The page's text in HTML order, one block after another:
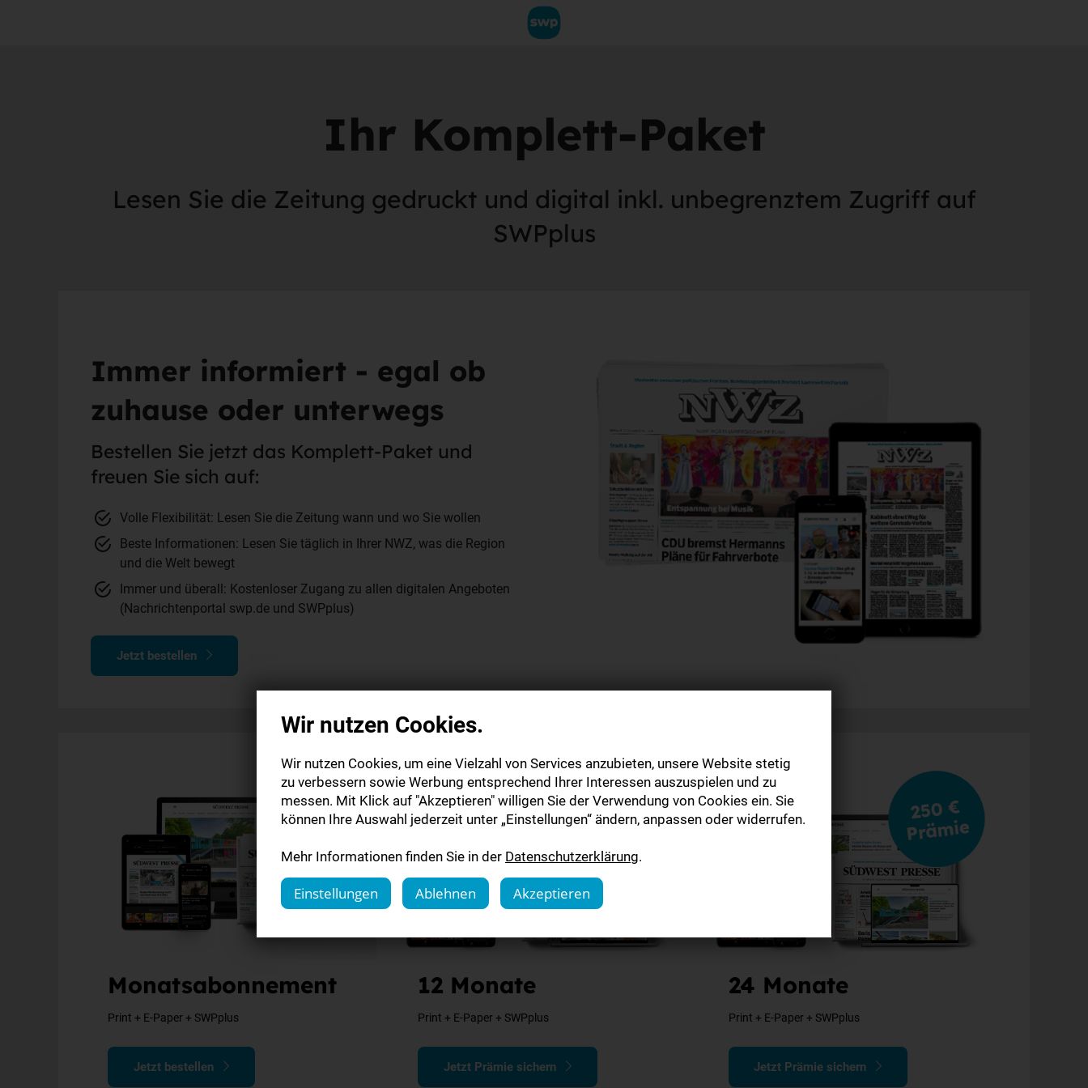
Ihr Komplett-Paket
Lesen Sie die Zeitung gedruckt und digital inkl. unbegrenztem Zugriff auf
SWPplus
Immer informiert - egal ob
zuhause oder unterwegs
Bestellen Sie jetzt das Komplett-Paket und
freuen Sie sich auf:
Volle Flexibilität: Lesen Sie die Zeitung wann und wo Sie wollen
Beste Informationen: Lesen Sie täglich in Ihrer NWZ, was die Region
und die Welt bewegt
Immer und überall: Kostenloser Zugang zu allen digitalen Angeboten
(Nachrichtenportal swp.de und SWPplus)
Jetzt bestellen
Monatsabonnement
Print + E-Paper + SWPplus
Jetzt bestellen
12 Monate
Print + E-Paper + SWPplus
Jetzt Prämie sichern
24 Monate
Print + E-Paper + SWPplus
Jetzt Prämie sichern
Wir nutzen Cookies.
Wir nutzen Cookies, um eine Vielzahl von Services anzubieten, unsere Website stetig
zu verbessern sowie Werbung entsprechend Ihrer Interessen auszuspielen und zu
messen. Mit Klick auf "Akzeptieren" willigen Sie der Verwendung von Cookies ein. Sie
können Ihre Auswahl jederzeit unter „Einstellungen“ ändern, anpassen oder widerrufen.
Mehr Informationen finden Sie in der Datenschutzerklärung.
Einstellungen
Ablehnen Akzeptieren